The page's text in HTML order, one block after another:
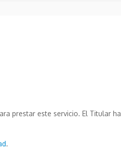
prestar este servicio. El Titular
.